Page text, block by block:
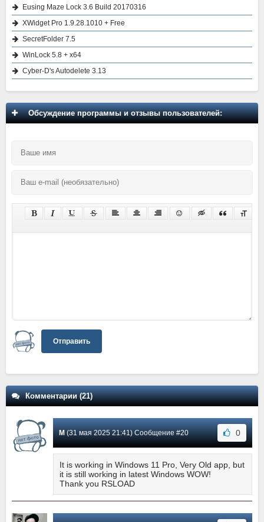
Eusing Maze Lock 3.6 Build 20170316
XWidget Pro 1.9.28.1010 + Free
SecretFolder 7.5
WinLock 5.8 + x64
Cyber-D's Autodelete 3.13
Обсуждение программы и отзывы пользователей:
Отправить
Комментарии (21)
M(31 мая 2025 21:41) Сообщение #20 0
It is working in Windows 11 Pro, Very Old app, but
it is still working in latest Windows WOW!
Thank you RSLOAD